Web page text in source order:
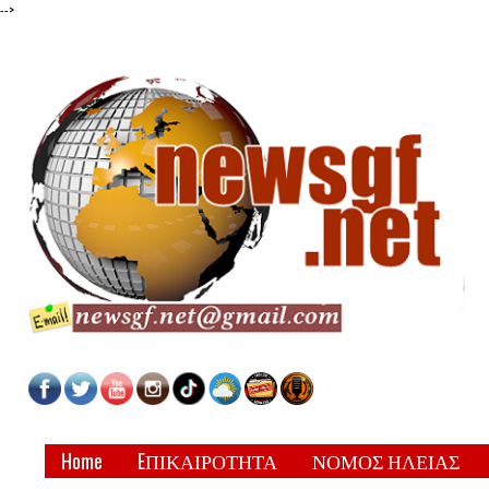
-->
Home EΠΙΚΑΙΡΟΤΗΤΑ ΝΟΜΟΣ ΗΛΕΙΑΣ